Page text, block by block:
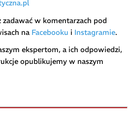
w komentarzach pod
na Facebooku i Instagramie.
ekspertom, a ich odpowiedzi,
opublikujemy w naszym